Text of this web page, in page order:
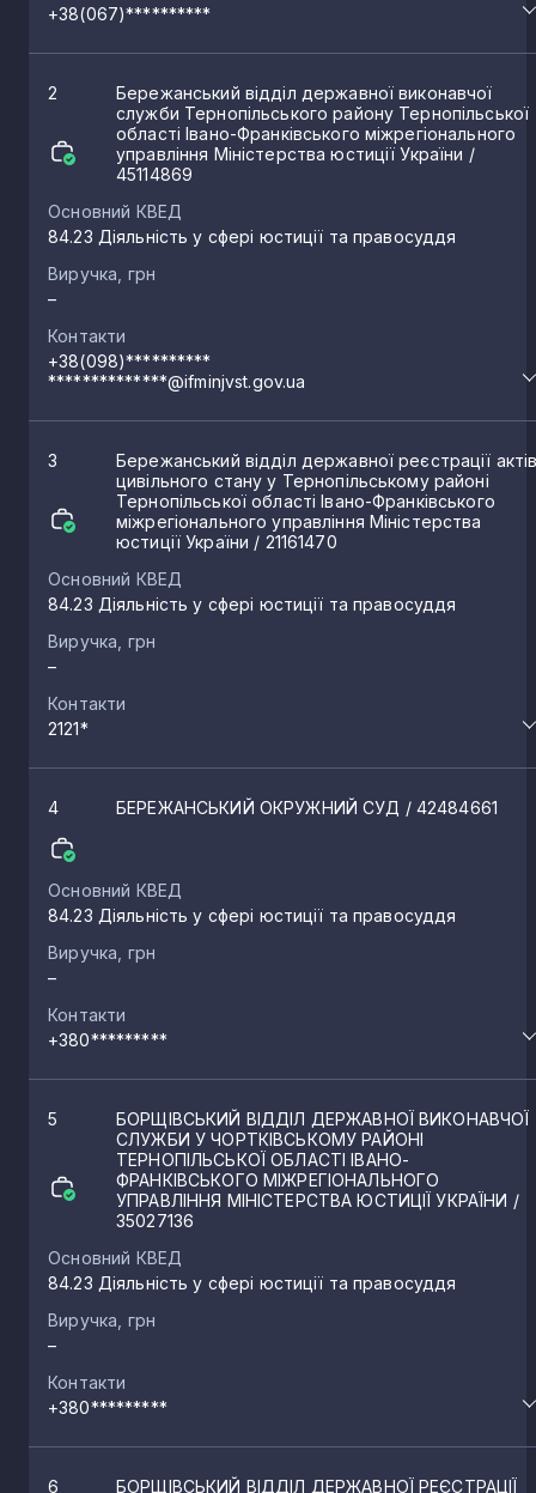
+38(067)**********
2
Бережанський відділ державної виконавчої
служби Тернопільського району Тернопільської
області Івано-Франківського міжрегіонального
управління Міністерства юстиції України /
45114869
Основний КВЕД
84.23 Діяльність у сфері юстиції та правосуддя
Виручка, грн
–
Контакти
+38(098)**********
**************@ifminjvst.gov.ua
3
Бережанський відділ державної реєстрації
цивільного стану у Тернопільському районі
Тернопільської області Івано-Франківського
міжрегіонального управління Міністерства
юстиції України / 21161470
Основний КВЕД
84.23 Діяльність у сфері юстиції та правосуддя
Виручка, грн
–
Контакти
2121*
4 БЕРЕЖАНСЬКИЙ ОКРУЖНИЙ СУД / 42484661
Основний КВЕД
84.23 Діяльність у сфері юстиції та правосуддя
Виручка, грн
–
Контакти
+380*********
5
БОРЩІВСЬКИЙ ВІДДІЛ ДЕРЖАВНОЇ ВИКОНАВЧОЇ
СЛУЖБИ У ЧОРТКІВСЬКОМУ РАЙОНІ
ТЕРНОПІЛЬСЬКОЇ ОБЛАСТІ ІВАНО-
ФРАНКІВСЬКОГО МІЖРЕГІОНАЛЬНОГО
УПРАВЛІННЯ МІНІСТЕРСТВА ЮСТИЦІЇ УКРАЇНИ /
35027136
Основний КВЕД
84.23 Діяльність у сфері юстиції та правосуддя
Виручка, грн
–
Контакти
+380*********
6 БОРЩІВСЬКИЙ ВІДДІЛ ДЕРЖАВНОЇ РЕЄСТРАЦІЇ